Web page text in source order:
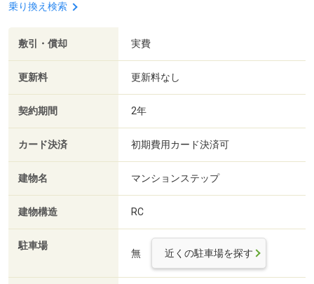
乗り換え検索
敷引・償却 実費
更新料 更新料なし
契約期間 2年
カード決済 初期費用カード決済可
建物名 マンションステップ
建物構造 RC
駐車場
無 近くの駐車場を探す